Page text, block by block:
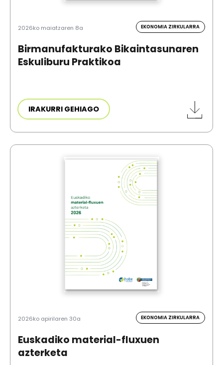
2026ko maiatzaren 8a EKONOMIA ZIRKULARRA
Birmanufakturako Bikaintasunaren
Eskuliburu Praktikoa
IRAKURRI GEHIAGO
2026ko apirilaren 30a EKONOMIA ZIRKULARRA
Euskadiko material-fluxuen
azterketa